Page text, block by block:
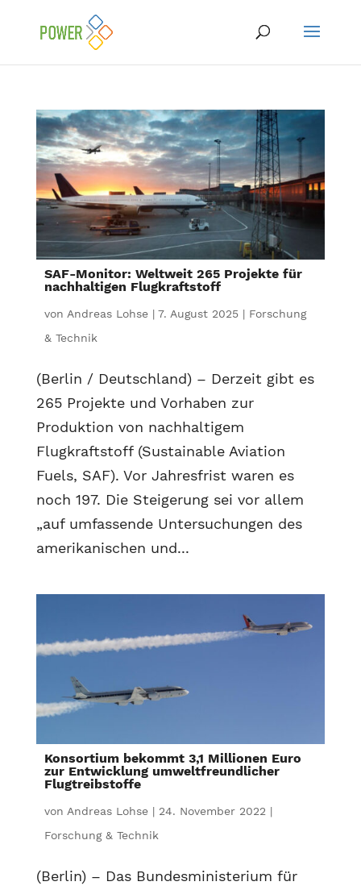
SAF-Monitor: Weltweit 265 Projekte für
nachhaltigen Flugkraftstoff
von Andreas Lohse| 7. August 2025| Forschung
& Technik
(Berlin / Deutschland) – Derzeit gibt es
265 Projekte und Vorhaben zur
Produktion von nachhaltigem
Flugkraftstoff (Sustainable Aviation
Fuels, SAF). Vor Jahresfrist waren es
noch 197. Die Steigerung sei vor allem
„auf umfassende Untersuchungen des
amerikanischen und...
Konsortium bekommt 3,1 Millionen Euro
zur Entwicklung umweltfreundlicher
Flugtreibstoffe
von Andreas Lohse| 24. November 2022 |
Forschung & Technik
(Berlin) – Das Bundesministerium für